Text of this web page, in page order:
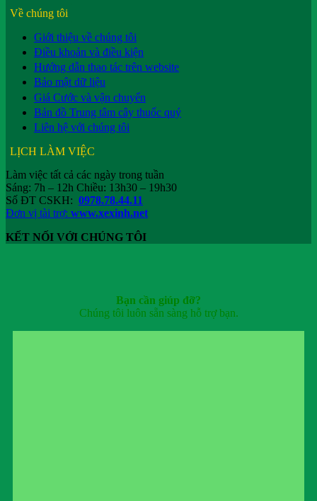
Về chúng tôi
Giới thiệu về chúng tôi
Điều khoản và điều kiện
Hướng dẫn thao tác trên website
Bảo mật dữ liệu
Giá Cước và vận chuyển
Bản đồ Trung tâm cây thuốc quý
Liên hệ với chúng tôi
LỊCH LÀM VIỆC
Làm việc tất cả các ngày trong tuần
Sáng: 7h – 12h Chiều: 13h30 – 19h30
Số ĐT CSKH: 0978.78.44.11
Đơn vị tài trợ: www.xexinh.net
KẾT NỐI VỚI CHÚNG TÔI
Bạn cần giúp đỡ?
Chúng tôi luôn sẵn sàng hỗ trợ bạn.